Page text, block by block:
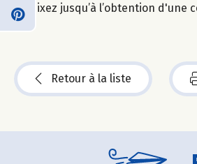
Mixez jusqu’à l’obtention d'une
Retour à la liste